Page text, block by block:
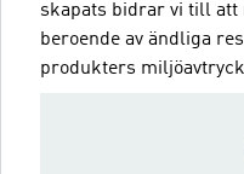
skapats bidrar vi till att
beroende av ändliga
produkters